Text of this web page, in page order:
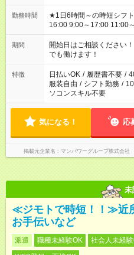
勤務時間
★1日6時間～の時短シフトOK ★スタート時間選べます
16:00 9:00～17:00 11:00～19:00
場合、他のお仕事と合わ
ん ※法令に基づき、週20
となります ※労働者派遣
短時間・短期間の就業は
期間
開始日はご相談くださ
でも働けます！
特徴 日払いOK / 履歴書不要 /
服装自由 / シフト勤務 /
ソコンスキル不要
気になる！ 応
掲載元企業名 マンパワーグループ株式会
未
≪ジモトで時短！！≫近
お手伝いなど
派遣 職種未経験OK 社会人未経